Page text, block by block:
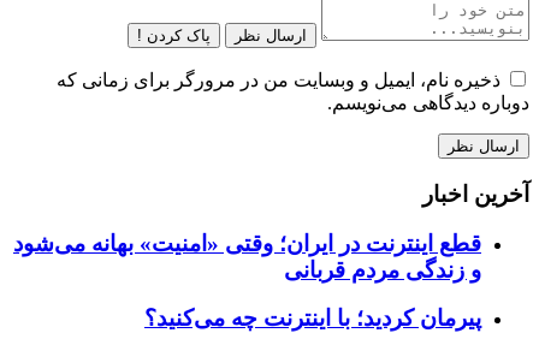
ارسال نظر پاک کردن !
ذخیره نام، ایمیل و وبسایت من در مرورگر برای زمانی که
دوباره دیدگاهی می‌نویسم.
آخرین اخبار
قطع اینترنت در ایران؛ وقتی «امنیت» بهانه می‌شود
و زندگی مردم قربانی
پیرمان کردید؛ با اینترنت چه می‌کنید؟